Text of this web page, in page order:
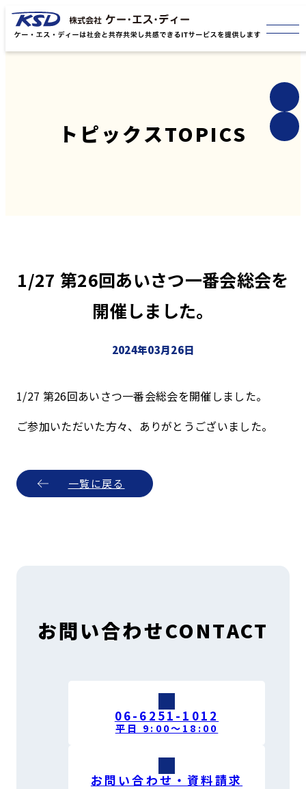
トピックスTOPICS
1/27 第26回あいさつ一番会総会を
開催しました。
2024年03月26日
1/27 第26回あいさつ一番会総会を開催しました。
ご参加いただいた方々、ありがとうございました。
一覧に戻る
お問い合わせCONTACT
06-6251-1012
平日 9:00〜18:00
お問い合わせ・資料請求